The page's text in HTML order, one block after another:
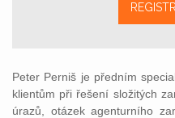
Peter Perniš je předním
klientům při řešení složitých
úrazů, otázek agenturního